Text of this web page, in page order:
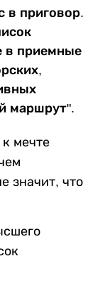
в приговор.
в приемные
маршрут".
мечте
значит, что